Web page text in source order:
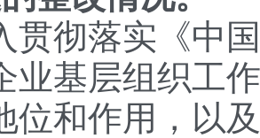
落实《中国
业基层组织工
位和作用，以